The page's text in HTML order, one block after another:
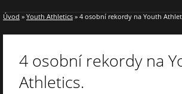
Úvod » Youth Athletics » 4 osobní rekordy na Youth
4 osobní rekordy na
Athletics.